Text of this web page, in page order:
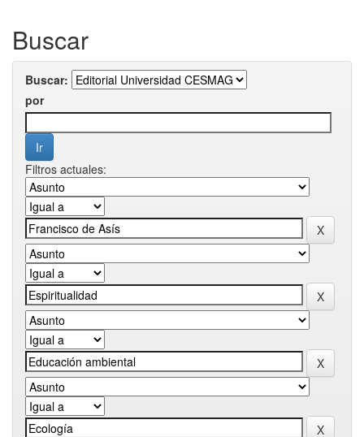
Buscar
Buscar:
por
Filtros actuales: